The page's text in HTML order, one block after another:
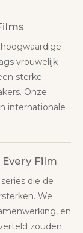
vrouwelijk
sterke
Onze
internationale
Film
die de
We
en
zouden